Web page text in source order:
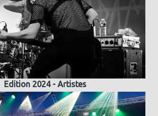
Edition 2024 - Artistes